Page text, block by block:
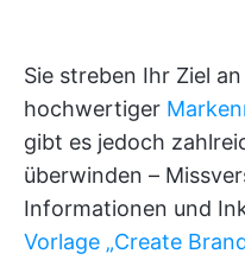
Sie streben Ihr Ziel
hochwertiger
gibt es jedoch
überwinden –
Informationen und
Vorlage „Create